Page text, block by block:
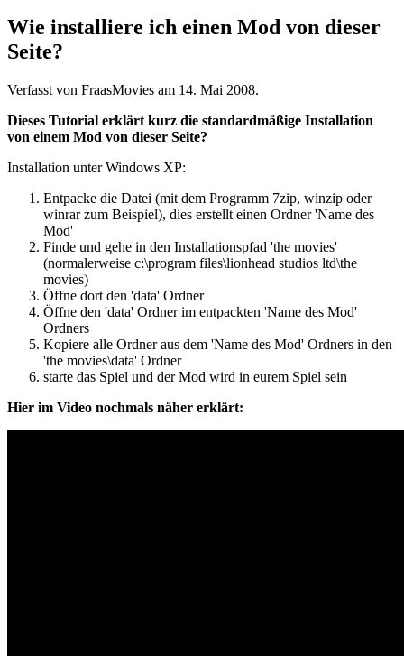
Wie installiere ich einen Mod von dieser
Seite?
Verfasst von FraasMovies am 14. Mai 2008.
Dieses Tutorial erklärt kurz die standardmäßige Installation
von einem Mod von dieser Seite?
Installation unter Windows XP:
Entpacke die Datei (mit dem Programm 7zip, winzip oder
winrar zum Beispiel), dies erstellt einen Ordner 'Name des
Mod'
Finde und gehe in den Installationspfad 'the movies'
(normalerweise c:\program files\lionhead studios ltd\the
movies)
Öffne dort den 'data' Ordner
Öffne den 'data' Ordner im entpackten 'Name des Mod'
Ordners
Kopiere alle Ordner aus dem 'Name des Mod' Ordners in den
'the movies\data' Ordner
starte das Spiel und der Mod wird in eurem Spiel sein
Hier im Video nochmals näher erklärt: